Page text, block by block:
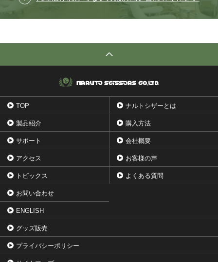
TOP ナルトシザーとは
製品紹介 購入方法
サポート 会社概要
アクセス お客様の声
トピックス よくある質問
お問い合わせ
ENGLISH
グッズ販売
プライバシーポリシー